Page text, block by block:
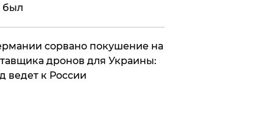
был
сорвано покушение на
дронов для Украины:
ведет к России